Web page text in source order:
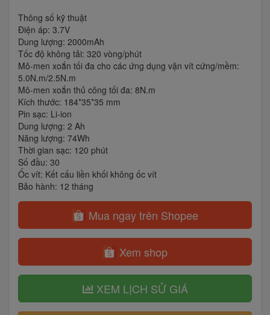
Thông số kỹ thuật
Điện áp: 3.7V
Dung lượng: 2000mAh
Tốc độ không tải: 320 vòng/phút
Mô-men xoắn tối đa cho các ứng dụng vặn vít cứng/mềm:
5.0N.m/2.5N.m
Mô-men xoắn thủ công tối đa: 8N.m
Kích thước: 184*35*35 mm
Pin sạc: Li-ion
Dung lượng: 2 Ah
Năng lượng: 74Wh
Thời gian sạc: 120 phút
Số đầu: 30
Ốc vít: Kết cấu liền khối không ốc vít
Bảo hành: 12 tháng
Mua ngay trên Shopee
Xem shop
XEM LỊCH SỬ GIÁ